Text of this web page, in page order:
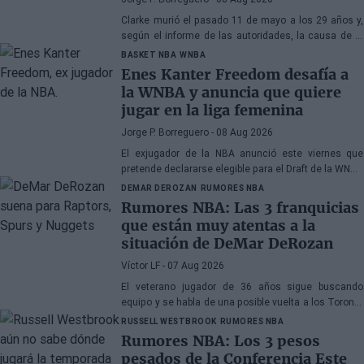
Clarke murió el pasado 11 de mayo a los 29 años y,
según el informe de las autoridades, la causa de la
muerte fueron los efectos de la heroína y la cocaína
BASKET NBA WNBA
Enes Kanter Freedom desafía a
la WNBA y anuncia que quiere
jugar en la liga femenina
Jorge P. Borreguero - 08 Aug 2026
El exjugador de la NBA anunció este viernes que
pretende declararse elegible para el Draft de la WNBA
de 2027
DEMAR DEROZAN RUMORES NBA
Rumores NBA: Las 3 franquicias
que están muy atentas a la
situación de DeMar DeRozan
Víctor LF - 07 Aug 2026
El veterano jugador de 36 años sigue buscando
equipo y se habla de una posible vuelta a los Toronto
Raptors o San Antonio Spurs, mientras Denver
Nuggets también forma parte de la ecuación
RUSSELL WESTBROOK RUMORES NBA
Rumores NBA: Los 3 pesos
pesados de la Conferencia Este